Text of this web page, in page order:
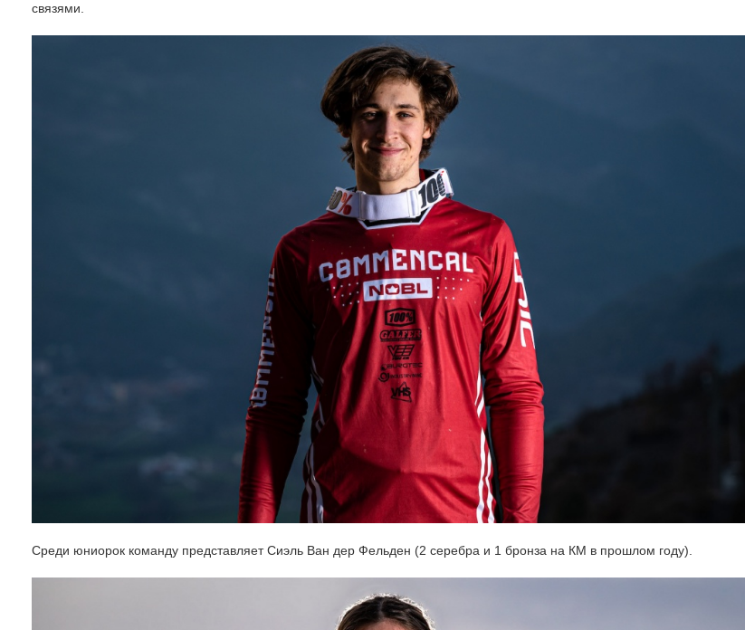
связями.
Среди юниорок команду представляет Сиэль Ван дер Фельден (2 серебра и 1 бронза на КМ в прошлом году).